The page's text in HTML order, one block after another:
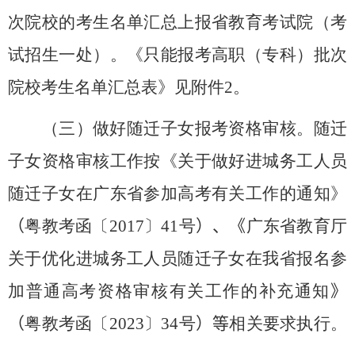
次院校的考生名单汇总上报省教育考试院（考
试招生一处）。《只能报考高职（专科）批次
院校考生名单汇总表》见附件2。
（三）做好随迁子女报考资格审核。
随迁
子女资格审核工作按《关于做好进城务工人员
随迁子女在广东省参加高考有关工作的通知》
（粤教考函〔 2017〕41 号） 、《广东省教育厅
关于优化进城务工人员随迁子女在我省报名参
加普通高考资格审核有关工作的补充通知 》
（粤教考函〔 2023〕 34号） 等相关要求执行。